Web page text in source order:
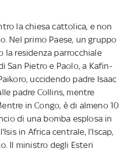
la chiesa cattolica, e non
Nel primo Paese, un gruppo
residenza parrocchiale
San Pietro e Paolo, a Kafin-
uccidendo padre Isaac
padre Collins, mentre
in Congo, è di almeno 10
di una bomba esplosa in
in Africa centrale, l’Iscap,
Il ministro degli Esteri